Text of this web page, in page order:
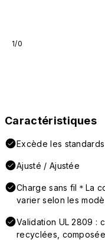
1/0
Caractéristiques
Excède les
Ajusté / Ajustée
Charge sans fil＊La
varier selon les
Validation UL 2809 :
recyclées,